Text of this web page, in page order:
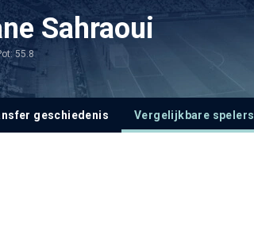
Sahraoui
55.8
geschiedenis Vergelijkbare spelers